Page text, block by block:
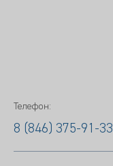
Телефон:
8 (846) 375-91-33